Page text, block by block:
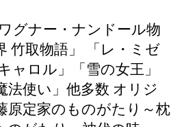
グナー・ナンドール物
竹取物語」 「レ・ミゼ
ャロル」「雪の女王」
法使い」他多数 オリジ
原定家のものがたり～枕